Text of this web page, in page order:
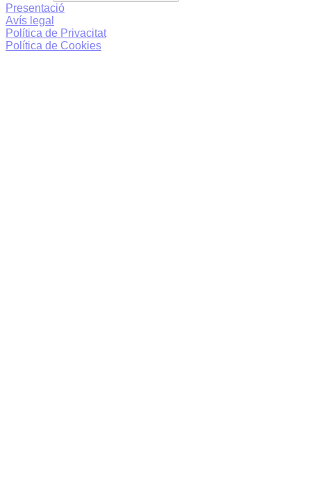
Presentació
Avís legal
Política de Privacitat
Política de Cookies